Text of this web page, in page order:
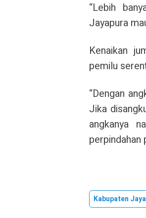
“Lebih
Jayapura
Kenaikan
pemilu
“Dengan
Jika
angkanya
perpindahan
Kabupaten